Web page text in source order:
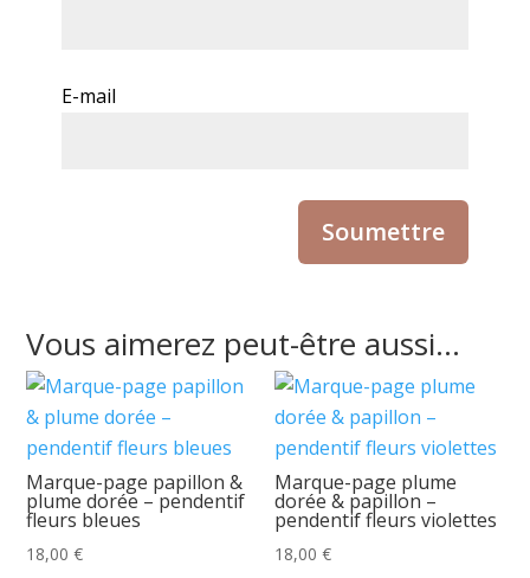
E-mail
Vous aimerez peut-être aussi…
Marque-page papillon &
plume dorée – pendentif
fleurs bleues
18,00€
Marque-page plume
dorée & papillon –
pendentif fleurs violettes
18,00€